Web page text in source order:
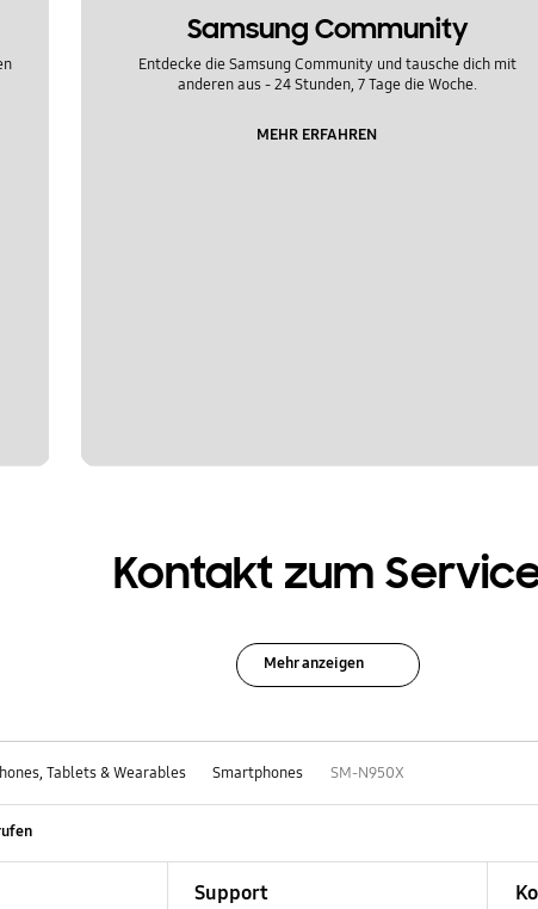
Samsung Community
Entdecke die Samsung Community und tausche dich mit
anderen aus - 24 Stunden, 7 Tage die Woche.
MEHR ERFAHREN
Kontakt zum
Mehr anzeigen
Tablets & Wearables Smartphones SM-N950X
Support